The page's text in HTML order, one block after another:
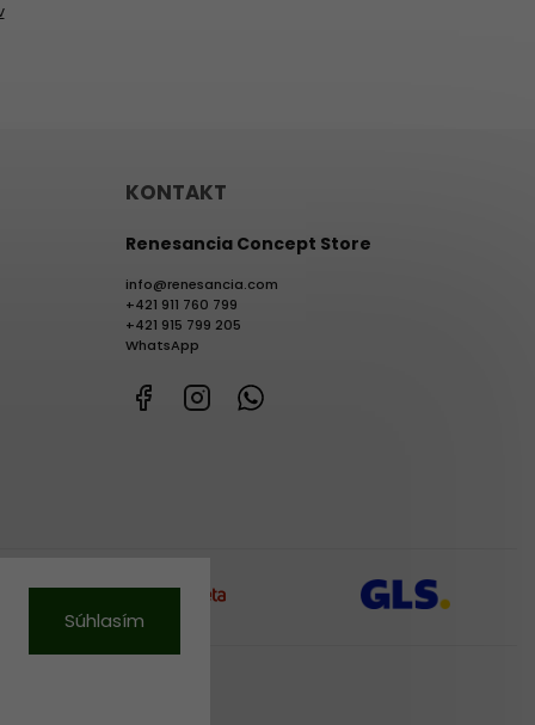
Súhlasím
KONTAKT
Renesancia Concept Store
info@renesancia.com
+421 911 760 799
+421 915 799 205
WhatsApp
FacebookInstagram